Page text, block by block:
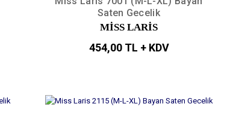
Saten Gecelik
MİSS LARİS
454,00 TL + KDV